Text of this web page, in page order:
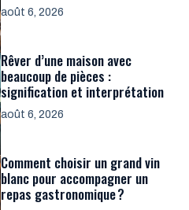
août 6, 2026
Rêver d’une maison avec
beaucoup de pièces :
signification et interprétation
août 6, 2026
Comment choisir un grand vin
blanc pour accompagner un
repas gastronomique ?